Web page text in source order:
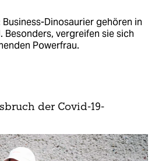
Business-Dinosaurier gehören in
vergreifen sie sich
Powerfrau.
der Covid-19-